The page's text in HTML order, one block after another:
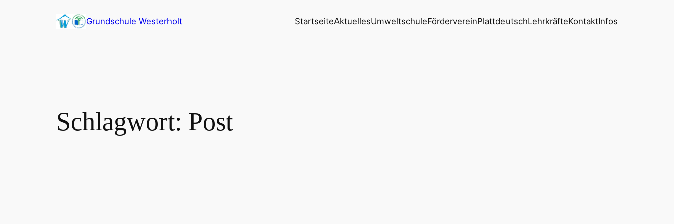
Grundschule Westerholt StartseiteAktuellesUmweltschuleFördervereinPlattdeutschLehrkräfteKontaktInfos
Schlagwort: Post